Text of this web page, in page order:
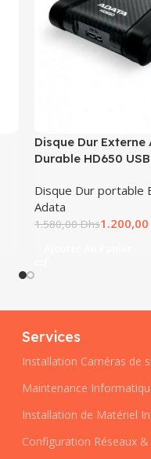
Disque Dur Externe
Durable HD650
Disque Dur portable
Adata
1.580,00Dhs1.200,00
Services
Installation Caméras de
Maintenance
Installation de Matériel
Configuration Réseaux